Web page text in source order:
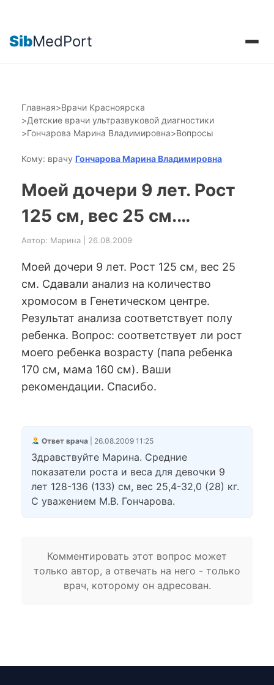
SibMedPort
Главная>Врачи Красноярска
>Детские врачи ультразвуковой диагностики
>Гончарова Марина Владимировна>Вопросы
Кому: врачу Гончарова Марина Владимировна
Моей дочери 9 лет. Рост
125 см, вес 25 см.…
Автор: Марина | 26.08.2009
Моей дочери 9 лет. Рост 125 см, вес 25
см. Сдавали анализ на количество
хромосом в Генетическом центре.
Результат анализа соответствует полу
ребенка. Вопрос: соответствует ли рост
моего ребенка возрасту (папа ребенка
170 см, мама 160 см). Ваши
рекомендации. Спасибо.
Ответ врача| 26.08.2009 11:25
Здравствуйте Марина. Средние
показатели роста и веса для девочки 9
лет 128-136 (133) см, вес 25,4-32,0 (28) кг.
С уважением М.В. Гончарова.
Комментировать этот вопрос может
только автор, а отвечать на него - только
врач, которому он адресован.